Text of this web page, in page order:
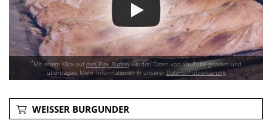
*Mit einem Klick aufden Play Buttonwerden Daten von YouTube geladen und
übertragen. Mehr Informationen in unserer Datenschutzerklärung
WEISSER BURGUNDER